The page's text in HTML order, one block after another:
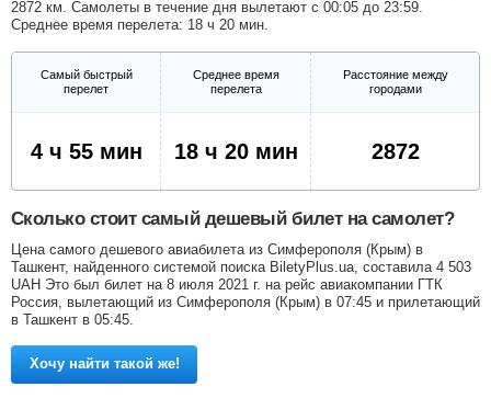
2872 км. Самолеты в течение дня вылетают с 00:05 до 23:59.
Среднее время перелета: 18 ч 20 мин.
Самый быстрый
перелет
Среднее время
перелета
Расстояние между
городами
4 ч 55 мин 18 ч 20 мин 2872
Сколько стоит самый дешевый билет на самолет?
Цена самого дешевого авиабилета из Симферополя (Крым) в
Ташкент, найденного системой поиска BiletyPlus.ua, составила 4 503
UAH Это был билет на 8 июля 2021 г. на рейс авиакомпании ГТК
Россия, вылетающий из Симферополя (Крым) в 07:45 и прилетающий
в Ташкент в 05:45.
Хочу найти такой же!